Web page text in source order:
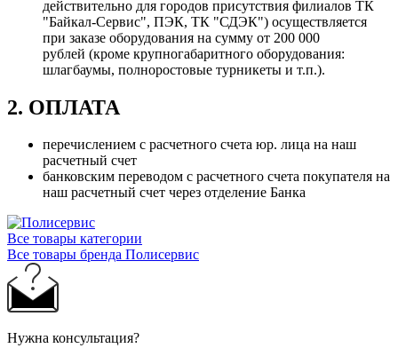
действительно для городов присутствия филиалов ТК
"Байкал-Сервис", ПЭК, ТК "СДЭК") осуществляется
при заказе оборудования на сумму от 200 000
рублей (кроме крупногабаритного оборудования:
шлагбаумы, полноростовые турникеты и т.п.).
2. ОПЛАТА
перечислением с расчетного счета юр. лица на наш
расчетный счет
банковским переводом с расчетного счета покупателя на
наш расчетный счет через отделение Банка
Все товары категории
Все товары бренда Полисервис
Нужна консультация?